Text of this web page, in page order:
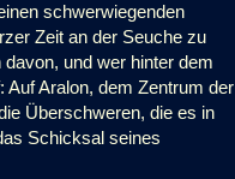
schwerwiegenden
Zeit an der Seuche zu
und wer hinter dem
Aralon, dem Zentrum der
Überschweren, die es in
Schicksal seines